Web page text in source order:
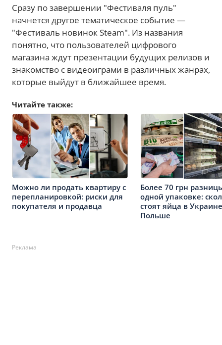
Сразу по завершении "Фестиваля пуль"
начнется другое тематическое событие —
"Фестиваль новинок Steam". Из названия
понятно, что пользователей цифрового
магазина ждут презентации будущих релизов и
знакомство с видеоиграми в различных жанрах,
которые выйдут в ближайшее время.
Читайте также:
Можно ли продать квартиру с
перепланировкой: риски для
покупателя и продавца
Более 70 грн
одной упаковке:
стоят яйца в
Польше
Реклама